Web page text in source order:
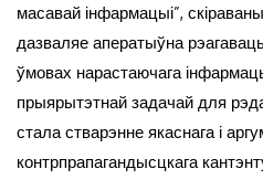
масавай інфармацыі”,
дазваляе аператыўна
ўмовах нарастаючага
прыярытэтнай задачай для
стала стварэнне якаснага і
контрпрапагандысцкага